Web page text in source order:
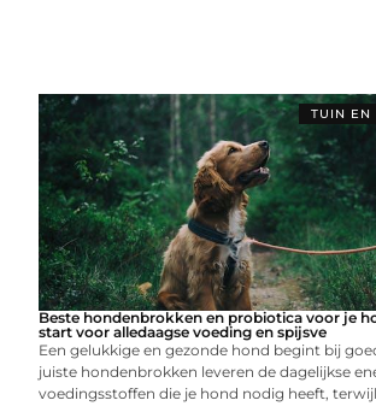
TUIN EN
Beste hondenbrokken en probiotica voor je
start voor alledaagse voeding en spijsve
Een gelukkige en gezonde hond begint bij
juiste hondenbrokken leveren de dagelijkse
voedingsstoffen die je hond nodig heeft,